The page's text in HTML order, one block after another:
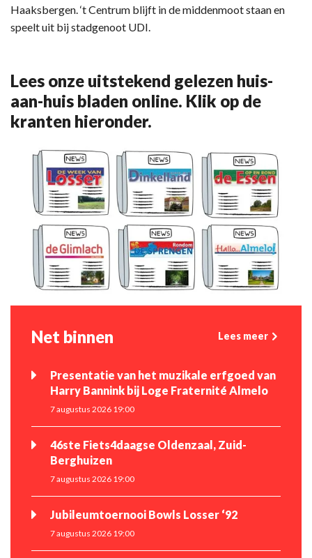
Haaksbergen. ‘t Centrum blijft in de middenmoot staan en
speelt uit bij stadgenoot UDI.
Lees onze uitstekend gelezen huis-
aan-huis bladen online. Klik op de
kranten hieronder.
Net binnen Lees meer
Presentatie van het muzikale erfgoed van
Harry Bannink bij Loge Fraternité Almelo
7 augustus 2026 19:00
46ste Fiets4daagse Oldenzaal, Zuid-
Berghuizen
7 augustus 2026 19:00
Jubileumtoernooi Bowls Losser ‘92
7 augustus 2026 19:00